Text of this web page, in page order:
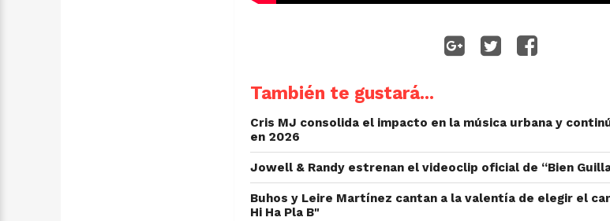
También te gustará...
Cris MJ consolida el impacto en la música urbana y
en 2026
Jowell & Randy estrenan el videoclip oficial de “Bien
Buhos y Leire Martínez cantan a la valentía de elegir el
Hi Ha Pla B"